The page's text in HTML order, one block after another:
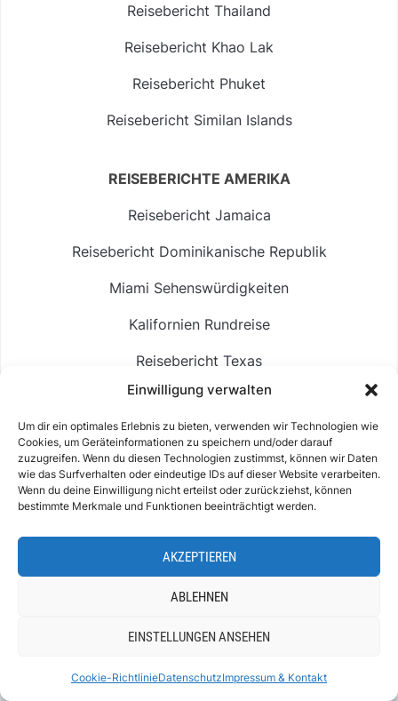
Einwilligung verwalten
Um dir ein optimales Erlebnis zu bieten, verwenden wir Technologien wie
Cookies, um Geräteinformationen zu speichern und/oder darauf
zuzugreifen. Wenn du diesen Technologien zustimmst, können wir Daten
wie das Surfverhalten oder eindeutige IDs auf dieser Website verarbeiten.
Wenn du deine Einwilligung nicht erteilst oder zurückziehst, können
bestimmte Merkmale und Funktionen beeinträchtigt werden.
AKZEPTIEREN
ABLEHNEN
EINSTELLUNGEN ANSEHEN
Cookie-RichtlinieDatenschutzImpressum & Kontakt
Reisebericht Thailand
Reisebericht Khao Lak
Reisebericht Phuket
Reisebericht Similan Islands
REISEBERICHTE AMERIKA
Reisebericht Jamaica
Reisebericht Dominikanische Republik
Miami Sehenswürdigkeiten
Kalifornien Rundreise
Reisebericht Texas
Rio de Janeiro Sehenswürdigkeiten
SALZKAMMERGUT
Offensee
Gosausee
Hallstatt
Langbathsee